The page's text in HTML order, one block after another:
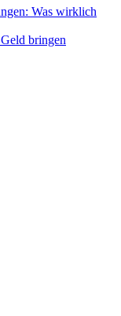
Was wirklich
bringen